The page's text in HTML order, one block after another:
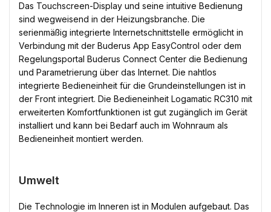
Das Touchscreen-Display und seine intuitive Bedienung
sind wegweisend in der Heizungsbranche. Die
serienmäßig integrierte Internetschnittstelle ermöglicht in
Verbindung mit der Buderus App EasyControl oder dem
Regelungsportal Buderus Connect Center die Bedienung
und Parametrierung über das Internet. Die nahtlos
integrierte Bedieneinheit für die Grundeinstellungen ist in
der Front integriert. Die Bedieneinheit Logamatic RC310 mit
erweiterten Komfortfunktionen ist gut zugänglich im Gerät
installiert und kann bei Bedarf auch im Wohnraum als
Bedieneinheit montiert werden.
Umwelt
Die Technologie im Inneren ist in Modulen aufgebaut. Das